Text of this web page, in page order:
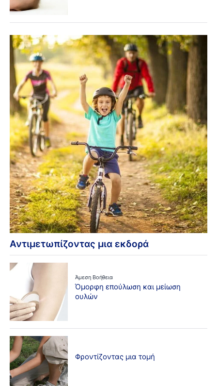
Αντιμετωπίζοντας μια εκδορά
Άμεση Βοήθεια
Όμορφη επούλωση και μείωση
ουλών
Φροντίζοντας μια τομή